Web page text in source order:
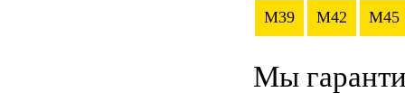
M39 M42 M45
Мы